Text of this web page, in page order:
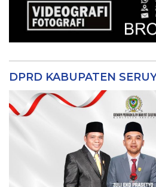
DPRD KABUPATEN